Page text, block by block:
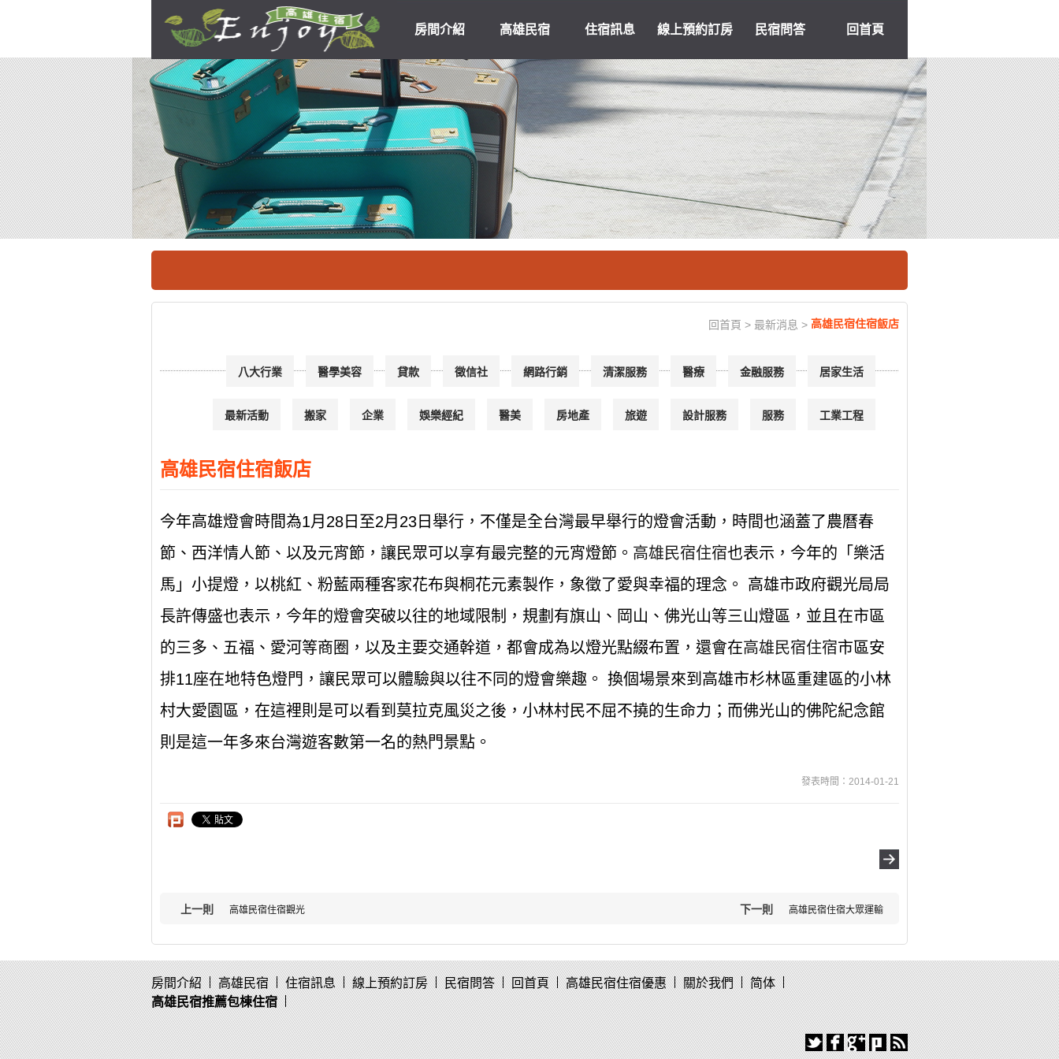
房間介紹 高雄民宿 住宿訊息 線上預約訂房 民宿問答 回首頁
高雄民宿住宿
優惠
關於我們
回首頁 > 最新消息 > 高雄民宿住宿飯店
居家生活
金融服務
醫療
清潔服務
網路行銷
徵信社
貸款
醫學美容
八大行業
工業工程
服務
設計服務
旅遊
房地產
醫美
娛樂經紀
企業
搬家
最新活動
高雄民宿住宿飯店
今年高雄燈會時間為1月28日至2月23日舉行，不僅是全台灣最早舉行的燈會活動，時間也涵蓋了農曆春
節、西洋情人節、以及元宵節，讓民眾可以享有最完整的元宵燈節。 高雄民宿住宿也表示，今年的「樂活
馬」小提燈，以桃紅、粉藍兩種客家花布與桐花元素製作，象徵了愛與幸福的理念。 高雄市政府觀光局局
長許傳盛也表示，今年的燈會突破以往的地域限制，規劃有旗山、岡山、佛光山等三山燈區，並且在市區
的三多、五福、愛河等商圈，以及主要交通幹道，都會成為以燈光點綴布置，還會在高雄民宿住宿市區安
排11座在地特色燈門，讓民眾可以體驗與以往不同的燈會樂趣。 換個場景來到高雄市杉林區重建區的小林
村大愛園區，在這裡則是可以看到莫拉克風災之後，小林村民不屈不撓的生命力；而佛光山的佛陀紀念館
則是這一年多來台灣遊客數第一名的熱門景點。
發表時間：2014-01-21
上一則 高雄民宿住宿觀光 下一則 高雄民宿住宿大眾運輸
房間介紹 高雄民宿 住宿訊息 線上預約訂房 民宿問答 回首頁 高雄民宿住宿優惠 關於我們
简体
高雄民宿推薦包棟住宿